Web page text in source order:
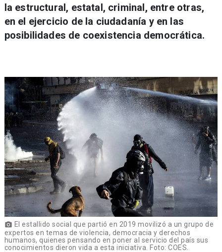
la estructural, estatal, criminal, entre otras,
en el ejercicio de la ciudadanía y en las
posibilidades de coexistencia democrática.
photo_camera El estallido social que partió en 2019 movilizó a un grupo de
expertos en temas de violencia, democracia y derechos
humanos, quienes pensando en poner al servicio del país sus
conocimientos dieron vida a esta iniciativa. Foto: COES.